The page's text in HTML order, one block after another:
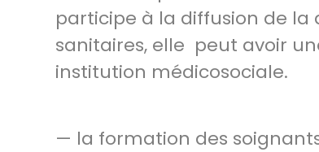
participe à la diffusion de
sanitaires, elle peut avoir
institution médicosociale.
— la formation des